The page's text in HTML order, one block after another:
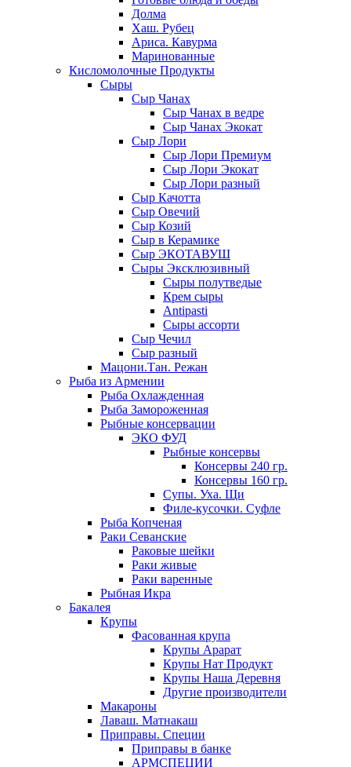
Долма
Хаш. Рубец
Ариса. Кавурма
Маринованные
Кисломолочные Продукты
Сыры
Сыр Чанах
Сыр Чанах в ведре
Сыр Чанах Экокат
Сыр Лори
Сыр Лори Премиум
Сыр Лори Экокат
Сыр Лори разный
Сыр Качотта
Сыр Овечий
Сыр Козий
Сыр в Керамике
Сыр ЭКОТАВУШ
Сыры Эксклюзивный
Сыры полутведые
Крем сыры
Antipasti
Сыры ассорти
Сыр Чечил
Сыр разный
Мацони.Тан. Режан
Рыба из Армении
Рыба Охлажденная
Рыба Замороженная
Рыбные консервации
ЭКО ФУД
Рыбные консервы
Консервы 240 гр.
Консервы 160 гр.
Супы. Уха. Щи
Филе-кусочки. Суфле
Рыба Копченая
Раки Севанские
Раковые шейки
Раки живые
Раки варенные
Рыбная Икра
Бакалея
Крупы
Фасованная крупа
Крупы Арарат
Крупы Нат Продукт
Крупы Наша Деревня
Другие производители
Макароны
Лаваш. Матнакаш
Приправы. Специи
Приправы в банке
АРМСПЕЦИИ